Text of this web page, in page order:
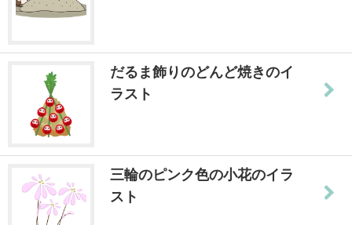
だるま飾りのどんど焼きのイ
ラスト
三輪のピンク色の小花のイラ
スト